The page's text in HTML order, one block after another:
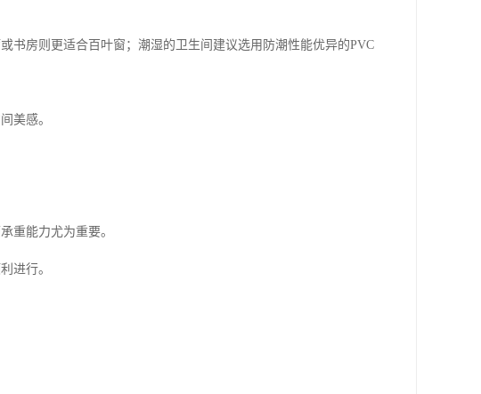
书房则更适合百叶窗；潮湿的卫生间建议选用防潮性能优异的PVC
美感。
重能力尤为重要。
进行。